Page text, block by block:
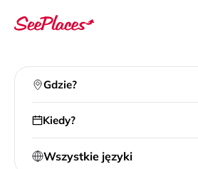
Gdzie?
Kiedy?
Wszystkie języki